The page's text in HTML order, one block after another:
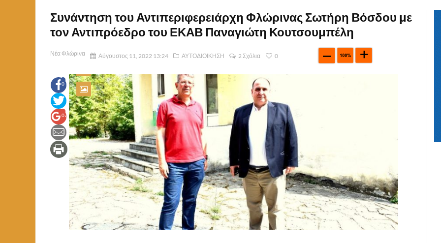
Συνάντηση του Αντιπεριφερειάρχη Φλώρινας Σωτήρη Βόσδου με
τον Αντιπρόεδρο του ΕΚΑΒ Παναγιώτη Κουτσουμπέλη
Νέα Φλώρινα Αύγουστος 11, 2022 13:24 ΑΥΤΟΔΙΟΙΚΗΣΗ 2 Σχόλια 0
0
0